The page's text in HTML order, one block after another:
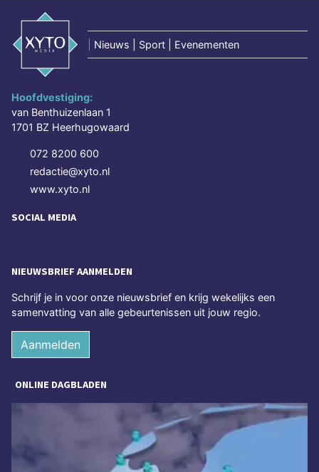
Nieuws | Sport | Evenementen
Hoofdvestiging:
van Benthuizenlaan 1
1701 BZ Heerhugowaard
072 8200 600
redactie@xyto.nl
www.xyto.nl
SOCIAL MEDIA
NIEUWSBRIEF AANMELDEN
Schrijf je in voor onze nieuwsbrief en krijg wekelijks een
samenvatting van alle gebeurtenissen uit jouw regio.
Aanmelden
ONLINE DAGBLADEN